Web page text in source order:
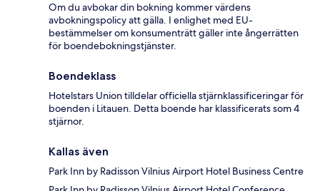
Om du avbokar din bokning kommer värdens
avbokningspolicy att gälla. I enlighet med EU-
bestämmelser om konsumenträtt gäller inte ångerrätten
för boendebokningstjänster.
Boendeklass
Hotelstars Union tilldelar officiella stjärnklassificeringar för
boenden i Litauen. Detta boende har klassificerats som 4
stjärnor.
Kallas även
Park Inn by Radisson Vilnius Airport Hotel Business Centre